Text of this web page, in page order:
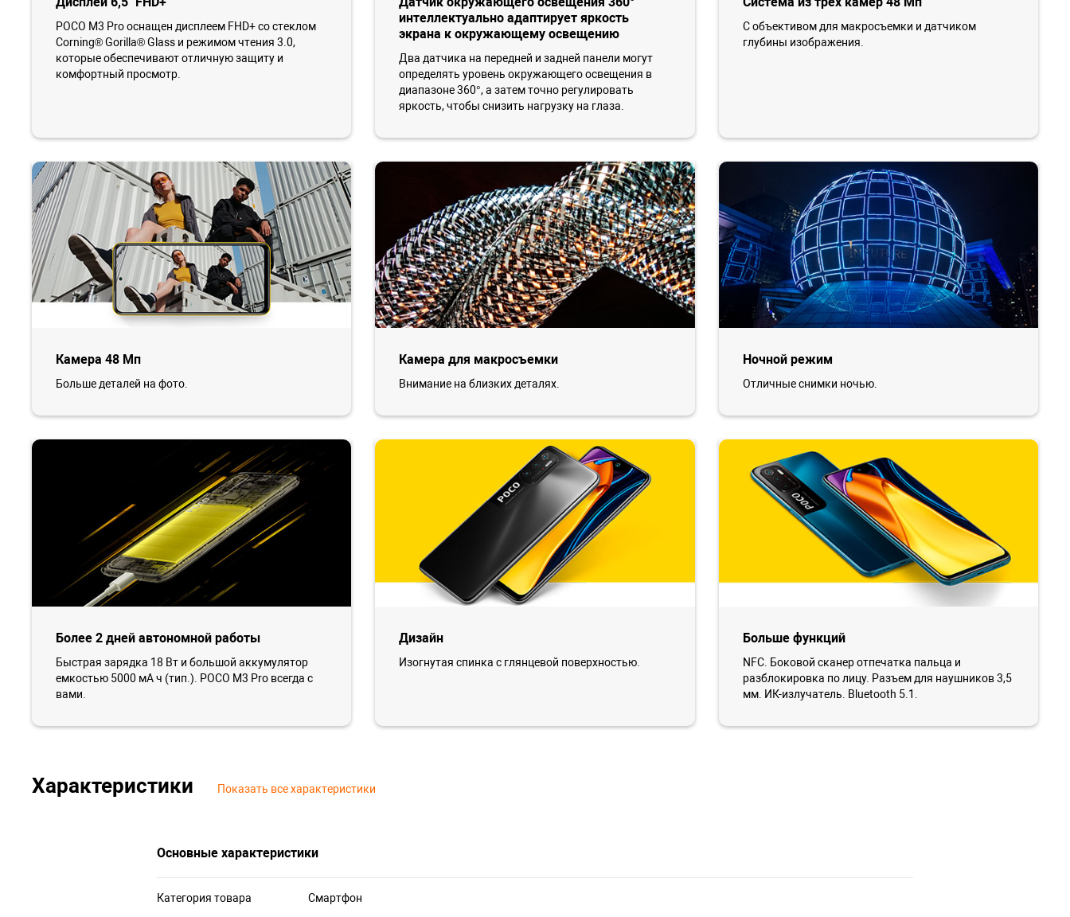
POCO M3 Pro оснащен дисплеем FHD+ со стеклом
Corning® Gorilla® Glass и режимом чтения 3.0,
которые обеспечивают отличную защиту и
комфортный просмотр.
интеллектуально адаптирует яркость
экрана к окружающему освещению
Два датчика на передней и задней панели могут
определять уровень окружающего освещения в
диапазоне 360°, а затем точно регулировать
яркость, чтобы снизить нагрузку на глаза.
С объективом для макросъемки и датчиком
глубины изображения.
Камера 48 Мп
Больше деталей на фото.
Камера для макросъемки
Внимание на близких деталях.
Ночной режим
Отличные снимки ночью.
Более 2 дней автономной работы
Быстрая зарядка 18 Вт и большой аккумулятор
емкостью 5000 мА ч (тип.). POCO M3 Pro всегда с
вами.
Дизайн
Изогнутая спинка с глянцевой поверхностью.
Больше функций
NFC. Боковой сканер отпечатка пальца и
разблокировка по лицу. Разъем для наушников 3,5
мм. ИК-излучатель. Bluetooth 5.1.
Характеристики Показать все характеристики
Основные характеристики
Категория товара Смартфон